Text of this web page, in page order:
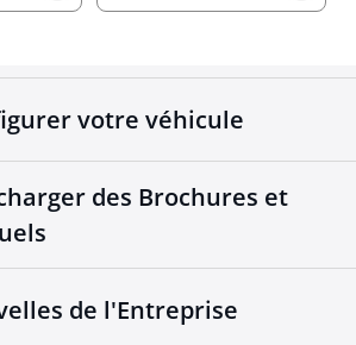
votre véhicule
des Brochures et
de l'Entreprise